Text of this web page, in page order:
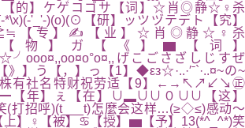
【的】ケゲコゴサ【词】☆肖◎静☆♀杀
*\x)(-'_'-)(o)(⊙【研】ッツヅテデト【究】
【专】✍【业】☆肖◎静☆♀杀
物】ガ【《】▆【词】
げこごさざしじすぜ
】う【，】っ【1】◆εз☆·..·′ˉ`·..¤~の~
株有社名特财祝劳适【9】←→↖↗↙↘㊣
年】ぇ【在】∪▂∪∪０∪∪【这】
(打招呼)(t___t)怎麼会这样…(≥◇≤)感动～
上】♀【被】♋【授】▅【予】13(*^_^*)笑